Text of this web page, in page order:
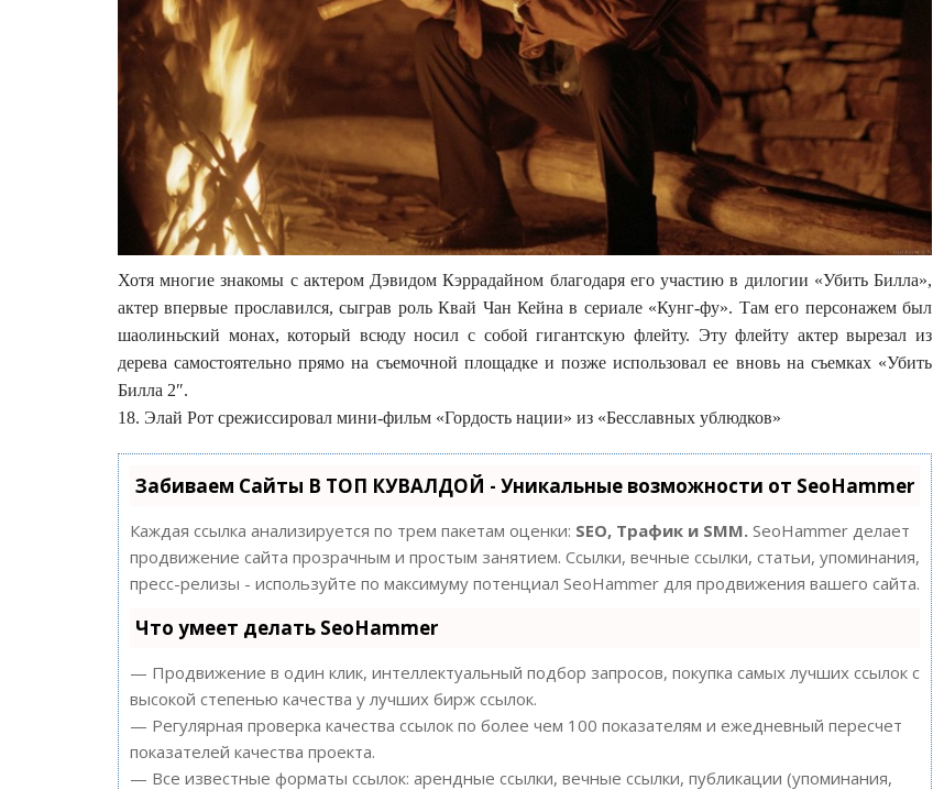
Хотя многие знакомы с актером Дэвидом Кэррадайном благодаря его участию в дилогии «Убить Билла»,
актер впервые прославился, сыграв роль Квай Чан Кейна в сериале «Кунг-фу». Там его персонажем был
шаолиньский монах, который всюду носил с собой гигантскую флейту. Эту флейту актер вырезал из
дерева самостоятельно прямо на съемочной площадке и позже использовал ее вновь на съемках «Убить
Билла 2″.
18. Элай Рот срежиссировал мини-фильм «Гордость нации» из «Бесславных ублюдков»
Забиваем Сайты В ТОП КУВАЛДОЙ - Уникальные возможности от SeoHammer
Каждая ссылка анализируется по трем пакетам оценки: SEO, Трафик и SMM. SeoHammer делает
продвижение сайта прозрачным и простым занятием. Ссылки, вечные ссылки, статьи, упоминания,
пресс-релизы - используйте по максимуму потенциал SeoHammer для продвижения вашего сайта.
Что умеет делать SeoHammer
— Продвижение в один клик, интеллектуальный подбор запросов, покупка самых лучших ссылок с
высокой степенью качества у лучших бирж ссылок.
— Регулярная проверка качества ссылок по более чем 100 показателям и ежедневный пересчет
показателей качества проекта.
— Все известные форматы ссылок: арендные ссылки, вечные ссылки, публикации (упоминания,